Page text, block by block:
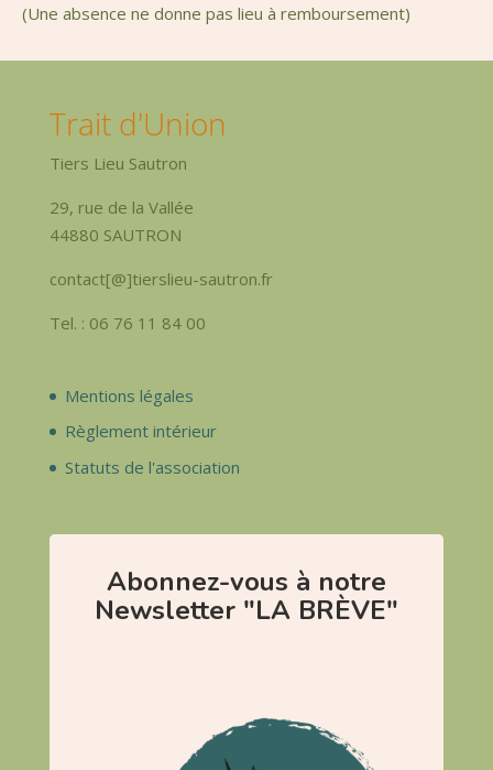
(Une absence ne donne pas lieu à remboursement)
Trait d'Union
Tiers Lieu Sautron
29, rue de la Vallée
44880 SAUTRON
contact[@]tierslieu-sautron.fr
Tel. : 06 76 11 84 00
Mentions légales
Règlement intérieur
Statuts de l'association
Abonnez-vous à notre
Newsletter "LA BRÈVE"